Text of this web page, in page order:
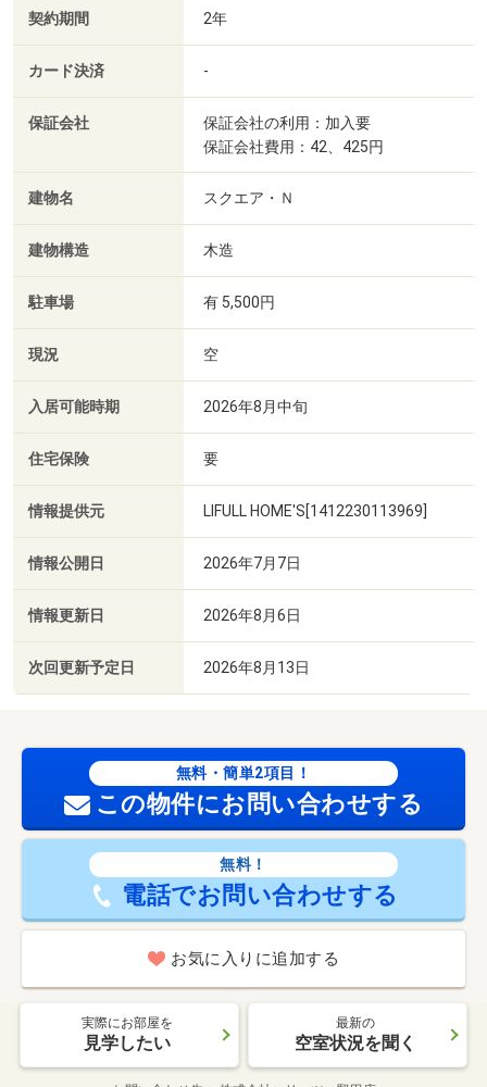
契約期間 2年
カード決済 -
保証会社
保証会社の利用：加入要
保証会社費用：42、425円
建物名 スクエア・Ｎ
建物構造 木造
駐車場 有 5,500円
現況 空
入居可能時期 2026年8月中旬
住宅保険 要
情報提供元 LIFULL HOME'S[1412230113969]
情報公開日 2026年7月7日
情報更新日 2026年8月6日
次回更新予定日 2026年8月13日
無料・簡単2項目！
この物件にお問い合わせする
無料！
電話でお問い合わせする
お気に入りに追加する
実際にお部屋を
見学したい
最新の
空室状況を聞く